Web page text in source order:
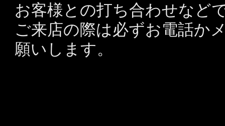
お客様との打ち合わせなど
ご来店の際は必ずお電話か
願いします。